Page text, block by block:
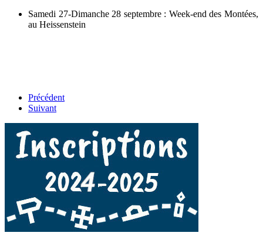
Samedi 27-Dimanche 28 septembre : Week-end des Montées,
au Heissenstein
Précédent
Suivant